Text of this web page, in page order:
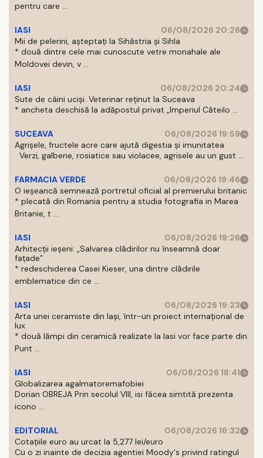
pentru care ...
IASI
06/08/2026 20:26
Mii de pelerini, așteptați la Sihăstria și Sihla
* două dintre cele mai cunoscute vetre monahale ale
Moldovei devin, v ...
IASI
06/08/2026 20:24
Sute de câini uciși. Veterinar reținut la Suceava
* ancheta deschisă la adăpostul privat „Imperiul Căteilo ...
SUCEAVA
06/08/2026 19:59
Agrișele, fructele acre care ajută digestia și imunitatea
Verzi, galbene, rosiatice sau violacee, agrisele au un gust ...
FARMACIA VERDE
06/08/2026 19:46
O ieșeancă semnează portretul oficial al premierului britanic
* plecată din Romania pentru a studia fotografia in Marea
Britanie, t ...
IASI
06/08/2026 19:26
Arhitecții ieșeni: „Salvarea clădirilor nu înseamnă doar
fațade”
* redeschiderea Casei Kieser, una dintre clădirile
emblematice din ce ...
IASI
06/08/2026 19:23
Arta unei ceramiste din Iași, într-un proiect internațional de
lux
* două lămpi din ceramică realizate la Iasi vor face parte din
Punt ...
IASI
06/08/2026 18:41
Globalizarea agalmatoremafobiei
Dorian OBREJA Prin secolul VIII, isi făcea simtită prezenta
icono ...
EDITORIAL
06/08/2026 16:32
Cotațiile euro au urcat la 5,277 lei/euro
Cu o zi inainte de decizia agentiei Moody's privind ratingul